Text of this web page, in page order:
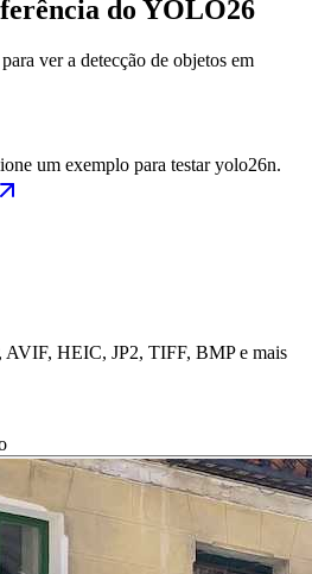
do YOLO26
ver a detecção de objetos em
um exemplo para testar yolo26n.
AVIF, HEIC, JP2, TIFF, BMP e mais